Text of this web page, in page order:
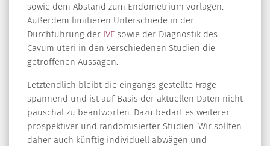
sowie dem Abstand zum Endometrium vorlagen.
Außerdem limitieren Unterschiede in der
Durchführung der IVF sowie der Diagnostik des
Cavum uteri in den verschiedenen Studien die
getroffenen Aussagen.
Letztendlich bleibt die eingangs gestellte Frage
spannend und ist auf Basis der aktuellen Daten nicht
pauschal zu beantworten. Dazu bedarf es weiterer
prospektiver und randomisierter Studien. Wir sollten
daher auch künftig individuell abwägen und